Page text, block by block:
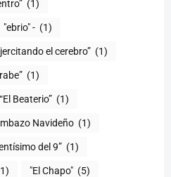
(1)
"ebrio" - (1)
el cerebro” (1)
(1)
“El Beaterio” (1)
Navideño (1)
del 9” (1)
"El Chapo" (5)